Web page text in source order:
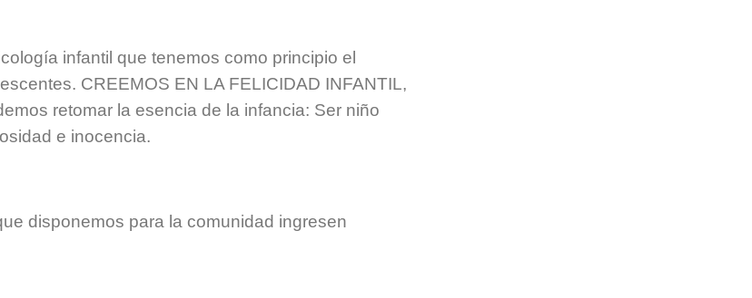
infantil que tenemos como principio el
CREEMOS EN LA FELICIDAD INFANTIL,
retomar la esencia de la infancia: Ser niño
e inocencia.
disponemos para la comunidad ingresen